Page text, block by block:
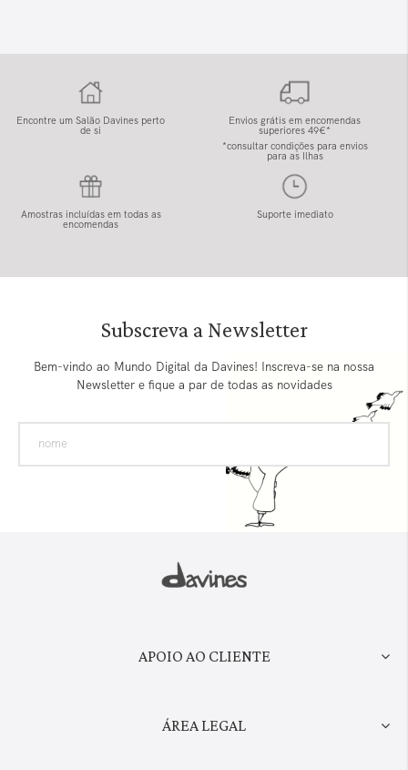
Encontre um Salão Davines perto
de si
Envios grátis em encomendas
superiores 49€*
*consultar condições para envios
para as Ilhas
Amostras incluídas em todas as
encomendas
Suporte imediato
Subscreva a Newsletter
Bem-vindo ao Mundo Digital da Davines! Inscreva-se na nossa
Newsletter e fique a par de todas as novidades
APOIO AO CLIENTE
ÁREA LEGAL